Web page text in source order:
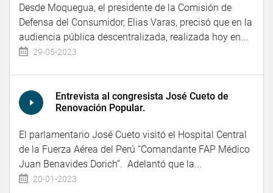
Desde Moquegua, el presidente de la Comisión de
Defensa del Consumidor, Elias Varas, precisó que en la
audiencia pública descentralizada, realizada hoy en...
29-05-2023
Entrevista al congresista José Cueto de
Renovación Popular.
El parlamentario José Cueto visitó el Hospital Central
de la Fuerza Aérea del Perú “Comandante FAP Médico
Juan Benavides Dorich”. Adelantó que la...
20-01-2023